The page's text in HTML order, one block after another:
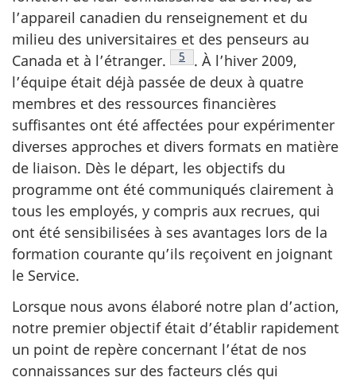
l’appareil canadien du renseignement et du
milieu des universitaires et des penseurs au
Canada et à l’étranger.
Note de bas de page
5
. À l’hiver 2009,
l’équipe était déjà passée de deux à quatre
membres et des ressources financières
suffisantes ont été affectées pour expérimenter
diverses approches et divers formats en matière
de liaison. Dès le départ, les objectifs du
programme ont été communiqués clairement à
tous les employés, y compris aux recrues, qui
ont été sensibilisées à ses avantages lors de la
formation courante qu’ils reçoivent en joignant
le Service.
Lorsque nous avons élaboré notre plan d’action,
notre premier objectif était d’établir rapidement
un point de repère concernant l’état de nos
connaissances sur des facteurs clés qui